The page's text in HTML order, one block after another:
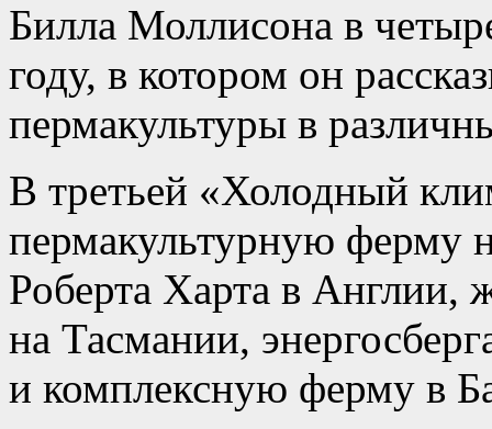
Билла Моллисона в
году, в котором он
пермакультуры в
В третьей «Холодный
пермакультурную ферму
Роберта Харта в Англии,
на Тасмании,
и комплексную ферму в